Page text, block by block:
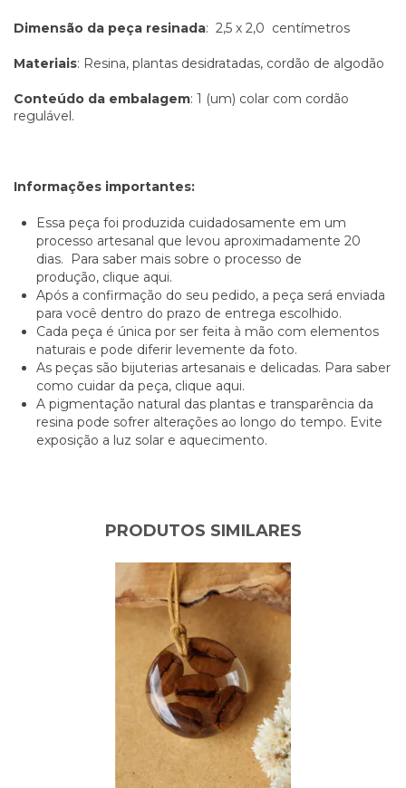
Dimensão da peça resinada: 2,5 x 2,0 centímetros
Materiais: Resina, plantas desidratadas, cordão de algodão
Conteúdo da embalagem: 1 (um) colar com cordão
regulável.
Informações importantes:
Essa peça foi produzida cuidadosamente em um
processo artesanal que levou aproximadamente 20
dias. Para saber mais sobre o processo de
produção, clique aqui.
Após a confirmação do seu pedido, a peça será enviada
para você dentro do prazo de entrega escolhido.
Cada peça é única por ser feita à mão com elementos
naturais e pode diferir levemente da foto.
As peças são bijuterias artesanais e delicadas. Para saber
como cuidar da peça, clique aqui.
A pigmentação natural das plantas e transparência da
resina pode sofrer alterações ao longo do tempo. Evite
exposição a luz solar e aquecimento.
PRODUTOS SIMILARES